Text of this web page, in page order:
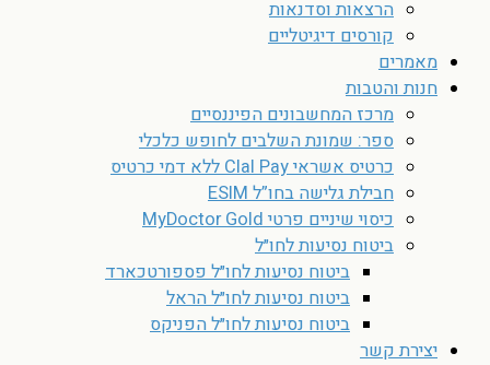
הרצאות וסדנאות
קורסים דיגיטליים
מאמרים
חנות והטבות
מרכז המחשבונים הפיננסיים
ספר: שמונת השלבים לחופש כלכלי
כרטיס אשראי Clal Pay ללא דמי כרטיס
חבילת גלישה בחו”ל ESIM
כיסוי שיניים פרטי MyDoctor Gold
ביטוח נסיעות לחו״ל
ביטוח נסיעות לחו״ל פספורטכארד
ביטוח נסיעות לחו״ל הראל
ביטוח נסיעות לחו״ל הפניקס
יצירת קשר